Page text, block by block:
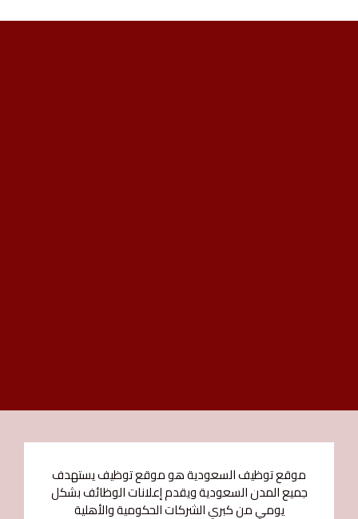
موقع توظيف السعودية هو موقع توظيف يستهدف
جميع المدن السعودية ويقدم إعلانات الوظائف بشكل
يومي من كبري الشركات الحكومية والأهلية